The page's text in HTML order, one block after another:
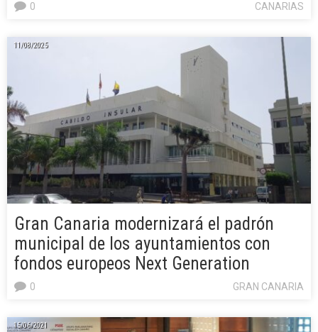
CANARIAS
0
11/08/2025
Gran Canaria modernizará el padrón
municipal de los ayuntamientos con
fondos europeos Next Generation
GRAN CANARIA
0
15/06/2021